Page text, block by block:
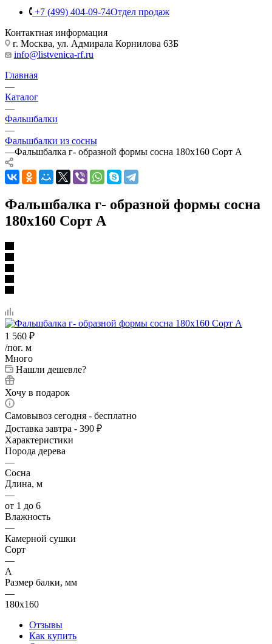
+7 (499) 404-09-74Отдел продаж
Контактная информация
г. Москва, ул. Адмирала Корнилова 63Б
info@listvenica-rf.ru
Главная
—
Каталог
—
Фальшбалки
—
Фальшбалки из сосны
—Фальшбалка г- образной формы сосна 180х160 Сорт А
Фальшбалка г- образной формы сосна
180х160 Сорт А
1 560 ₽
/пог. м
Много
Нашли дешевле?
Хочу в подарок
Самовывоз сегодня - бесплатно
Доставка завтра - 390 ₽
Характеристики
Порода дерева
—
Сосна
Длина, м
—
от 1 до 6
Влажность
—
Камерной сушки
Сорт
—
А
Размер балки, мм
—
180х160
Отзывы
Как купить